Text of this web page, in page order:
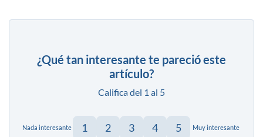
¿Qué tan interesante te pareció este
artículo?
Califica del 1 al 5
Nada interesante 1 2 3 4 5 Muy interesante